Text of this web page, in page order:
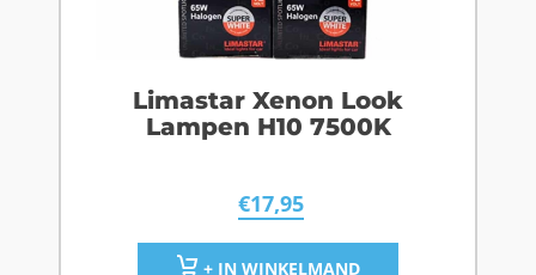
Limastar Xenon Look
Lampen H10 7500K
€17,95
+ IN WINKELMAND